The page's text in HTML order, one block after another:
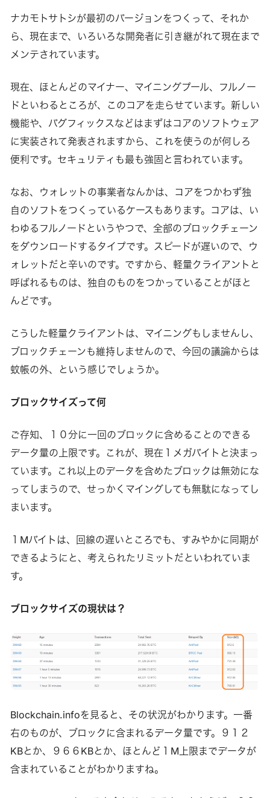
ナカモトサトシが最初のバージョンをつくって、それか
ら、現在まで、いろいろな開発者に引き継がれて現在まで
メンテされています。
現在、ほとんどのマイナー、マイニングプール、フルノー
ドといわるところが、このコアを走らせています。新しい
機能や、バグフィックスなどはまずはコアのソフトウェア
に実装されて発表されますから、これを使うのが何しろ
便利です。セキュリティも最も強固と言われています。
なお、ウォレットの事業者なんかは、コアをつかわず独
自のソフトをつくっているケースもあります。コアは、い
わゆるフルノードというやつで、全部のブロックチェーン
をダウンロードするタイプです。スピードが遅いので、ウ
ォレットだと辛いのです。ですから、軽量クライアントと
呼ばれるものは、独自のものをつかっていることがほと
んどです。
こうした軽量クライアントは、マイニングもしませんし、
ブロックチェーンも維持しませんので、今回の議論からは
蚊帳の外、という感じでしょうか。
ブロックサイズって何
ご存知、１０分に一回のブロックに含めることのできる
データ量の上限です。これが、現在１メガバイトと決まっ
ています。これ以上のデータを含めたブロックは無効にな
ってしまうので、せっかくマイングしても無駄になってし
まいます。
１Mバイトは、回線の遅いところでも、すみやかに同期が
できるようにと、考えられたリミットだといわれていま
す。
ブロックサイズの現状は？
Blockchain.infoを見ると、その状況がわかります。一番
右のものが、ブロックに含まれるデータ量です。９１２
KBとか、９６６KBとか、ほとんど１M上限までデータが
含まれていることがわかりますね。